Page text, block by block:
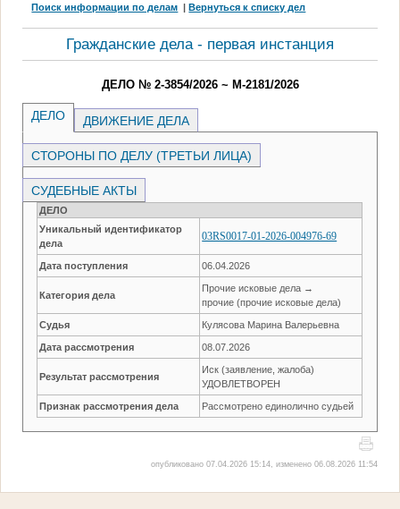
Поиск информации по делам |Вернуться к списку дел
Гражданские дела - первая инстанция
ДЕЛО № 2-3854/2026 ~ М-2181/2026
ДЕЛО ДВИЖЕНИЕ ДЕЛА
СТОРОНЫ ПО ДЕЛУ (ТРЕТЬИ ЛИЦА)
СУДЕБНЫЕ АКТЫ
ДЕЛО
Уникальный идентификатор
дела
03RS0017-01-2026-004976-69
Дата поступления 06.04.2026
Категория дела
Прочие исковые дела →
прочие (прочие исковые дела)
Судья Кулясова Марина Валерьевна
Дата рассмотрения 08.07.2026
Результат рассмотрения
Иск (заявление, жалоба)
УДОВЛЕТВОРЕН
Признак рассмотрения дела Рассмотрено единолично судьей
опубликовано 07.04.2026 15:14, изменено 06.08.2026 11:54